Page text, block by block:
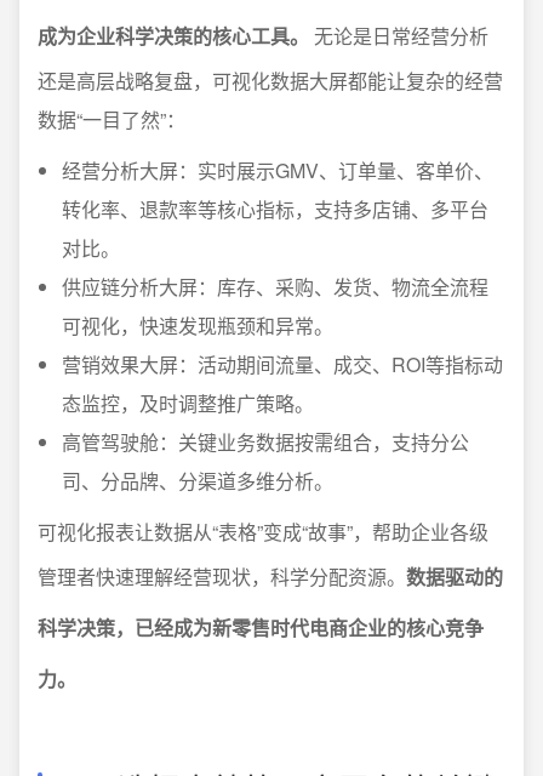
成为企业科学决策的核心工具。
无论是日常经营分析
还是高层战略复盘，可视化数据大屏都能让复杂的经营
数据“一目了然”：
经营分析大屏：实时展示GMV、订单量、客单价、
转化率、退款率等核心指标，支持多店铺、多平台
对比。
供应链分析大屏：库存、采购、发货、物流全流程
可视化，快速发现瓶颈和异常。
营销效果大屏：活动期间流量、成交、ROI等指标动
态监控，及时调整推广策略。
高管驾驶舱：关键业务数据按需组合，支持分公
司、分品牌、分渠道多维分析。
可视化报表让数据从“表格”变成“故事”，帮助企业各级
管理者快速理解经营现状，科学分配资源。 数据驱动的
科学决策，已经成为新零售时代电商企业的核心竞争
力。